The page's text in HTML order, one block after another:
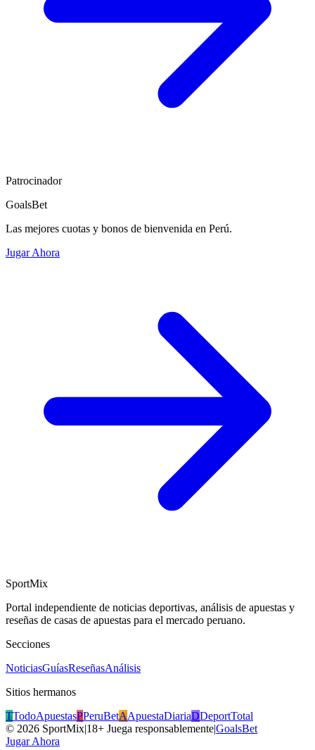
Patrocinador
GoalsBet
Las mejores cuotas y bonos de bienvenida en Perú.
Jugar Ahora
SportMix
Portal independiente de noticias deportivas, análisis de apuestas y
reseñas de casas de apuestas para el mercado peruano.
Secciones
NoticiasGuíasReseñasAnálisis
Sitios hermanos
TTodoApuestasPPeruBetAApuestaDiariaDDeportTotal
© 2026 SportMix|18+ Juega responsablemente|GoalsBet
Jugar Ahora